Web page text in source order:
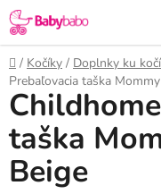
Prejsť
na
obsah
Domov
/ Kočíky / Doplnky ku
Prebaľovacia taška
taška
Beige